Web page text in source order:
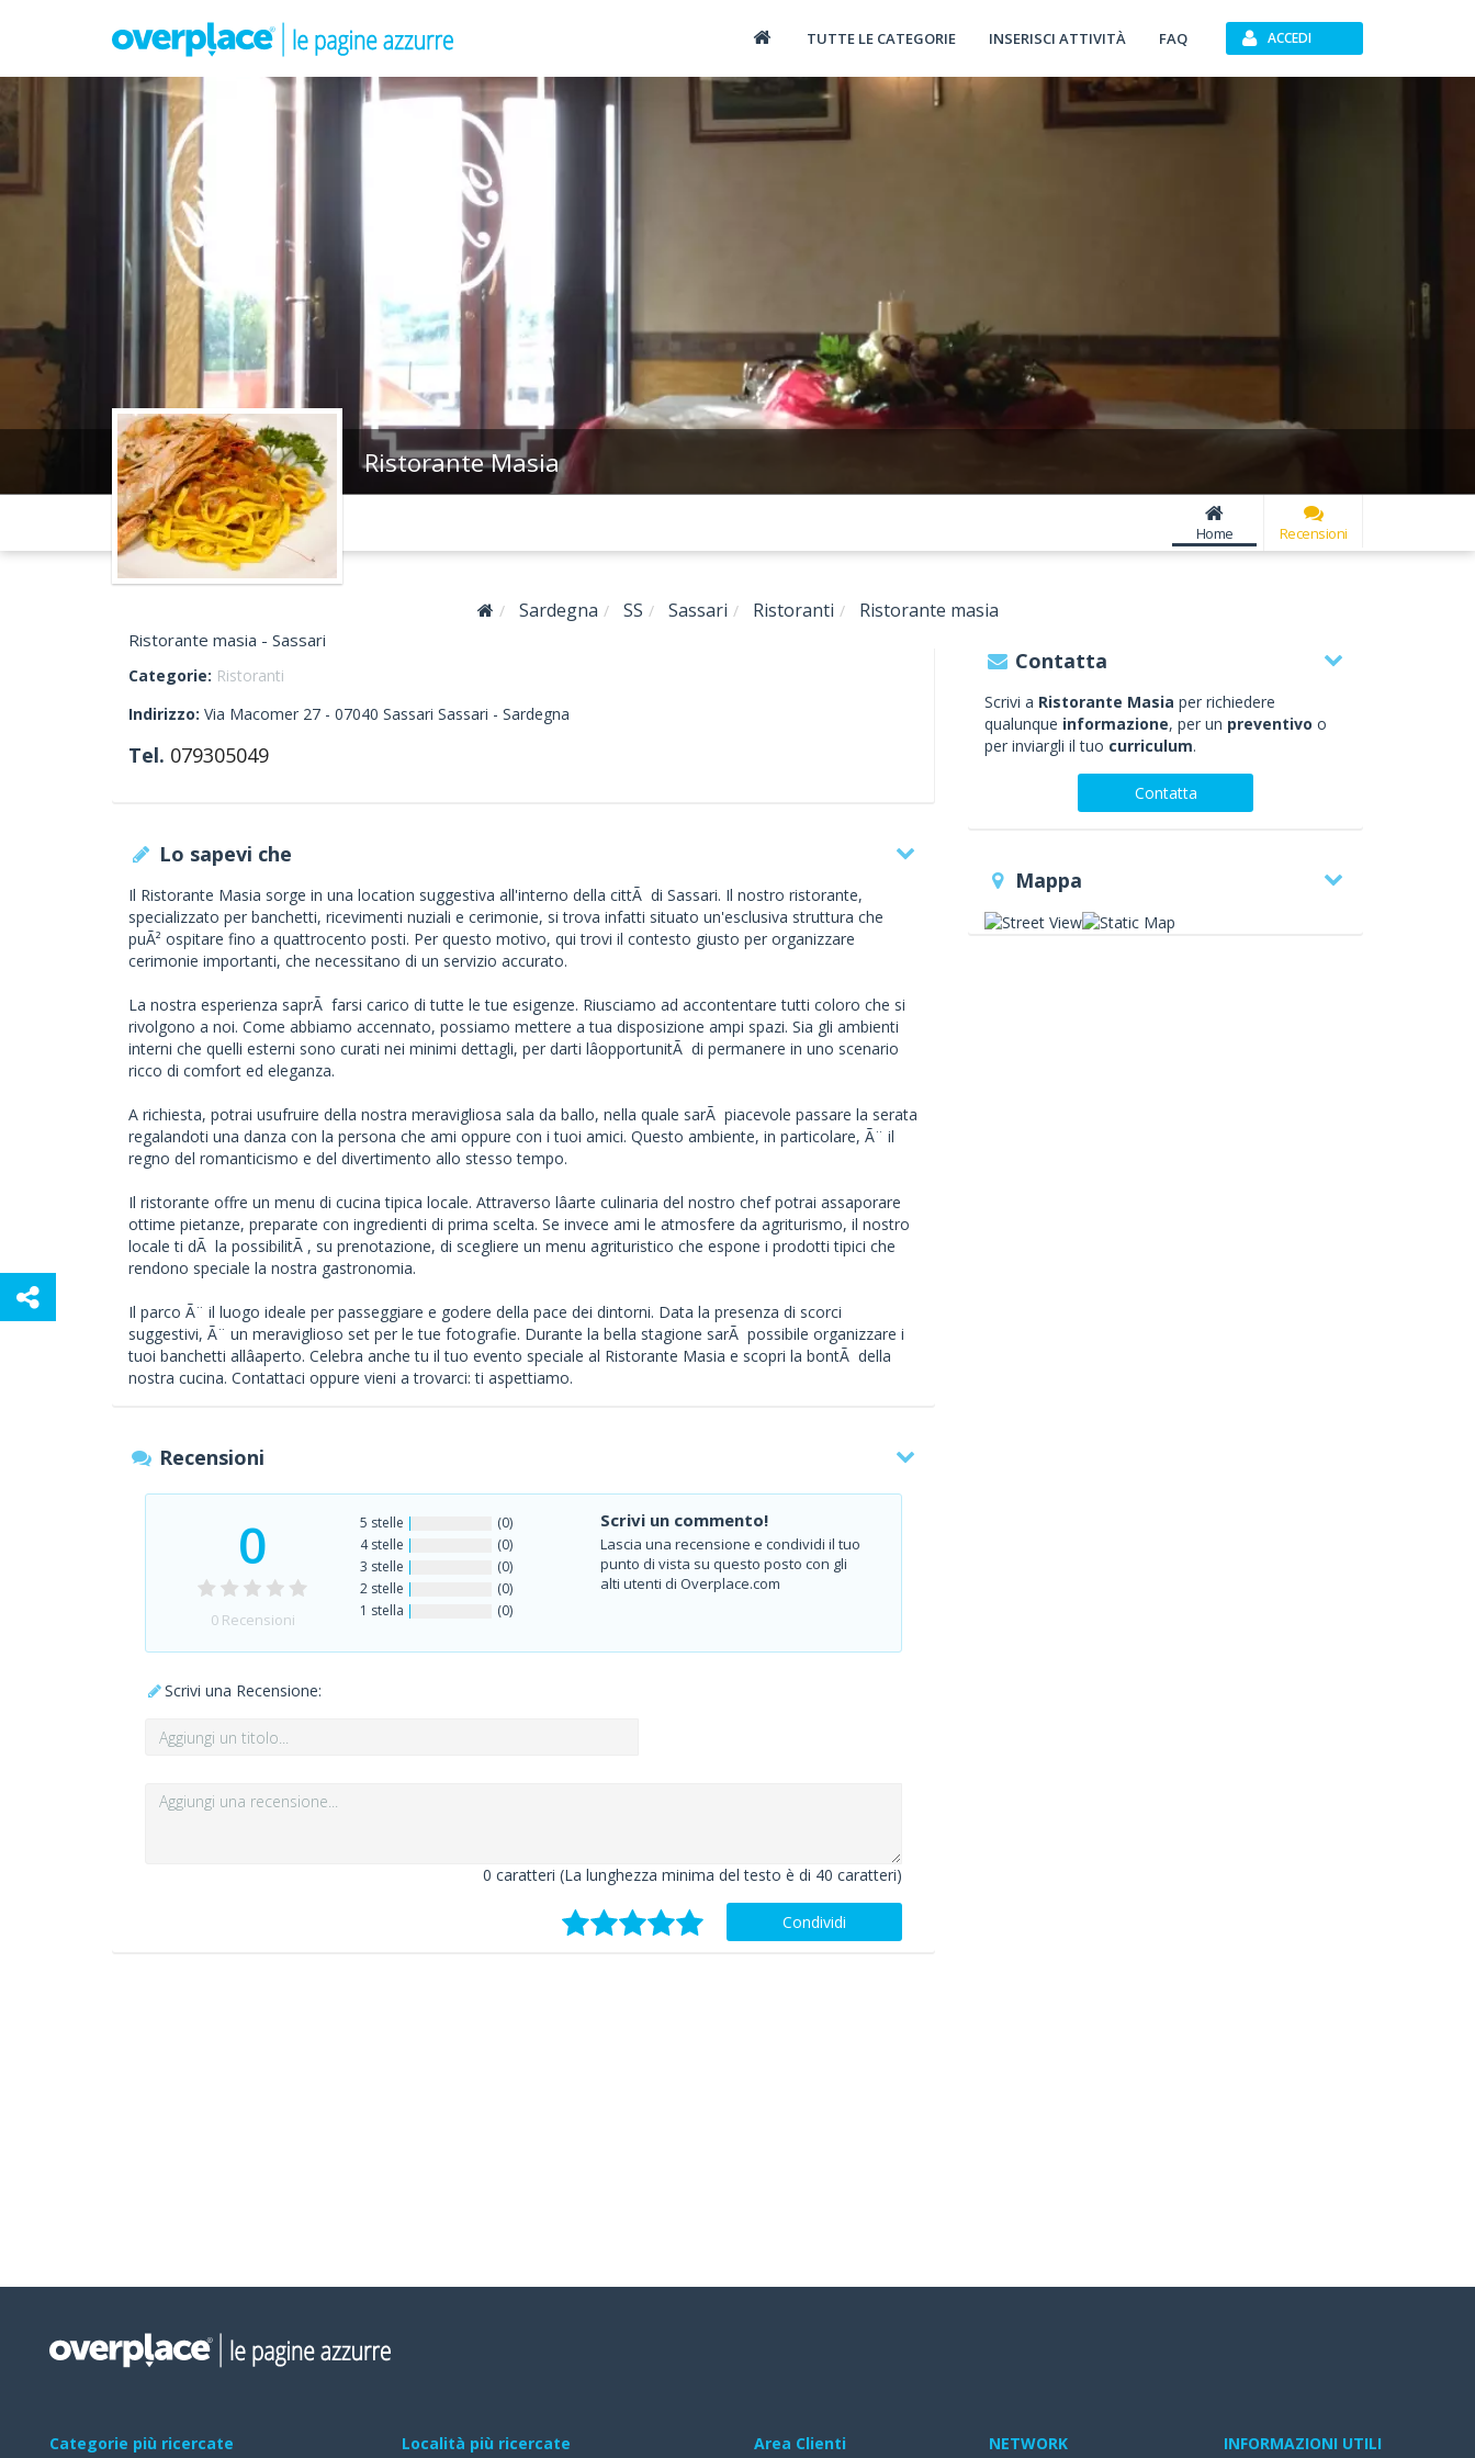
TUTTE LE CATEGORIE INSERISCI ATTIVITÀ FAQ ACCEDI
Ristorante Masia
Home Recensioni
Sardegna SS Sassari Ristoranti Ristorante masia
Ristorante masia - Sassari
Categorie: Ristoranti
Indirizzo: Via Macomer 27 - 07040 Sassari Sassari - Sardegna
Tel. 079305049
Lo sapevi che
Il Ristorante Masia sorge in una location suggestiva all'interno della cittÃ di Sassari. Il nostro ristorante,
specializzato per banchetti, ricevimenti nuziali e cerimonie, si trova infatti situato un'esclusiva struttura che
puÃ² ospitare fino a quattrocento posti. Per questo motivo, qui trovi il contesto giusto per organizzare
cerimonie importanti, che necessitano di un servizio accurato.
La nostra esperienza saprÃ farsi carico di tutte le tue esigenze. Riusciamo ad accontentare tutti coloro che si
rivolgono a noi. Come abbiamo accennato, possiamo mettere a tua disposizione ampi spazi. Sia gli ambienti
interni che quelli esterni sono curati nei minimi dettagli, per darti lâopportunitÃ di permanere in uno scenario
ricco di comfort ed eleganza.
A richiesta, potrai usufruire della nostra meravigliosa sala da ballo, nella quale sarÃ piacevole passare la serata
regalandoti una danza con la persona che ami oppure con i tuoi amici. Questo ambiente, in particolare, Ã¨ il
regno del romanticismo e del divertimento allo stesso tempo.
Il ristorante offre un menu di cucina tipica locale. Attraverso lâarte culinaria del nostro chef potrai assaporare
ottime pietanze, preparate con ingredienti di prima scelta. Se invece ami le atmosfere da agriturismo, il nostro
locale ti dÃ la possibilitÃ , su prenotazione, di scegliere un menu agrituristico che espone i prodotti tipici che
rendono speciale la nostra gastronomia.
Il parco Ã¨ il luogo ideale per passeggiare e godere della pace dei dintorni. Data la presenza di scorci
suggestivi, Ã¨ un meraviglioso set per le tue fotografie. Durante la bella stagione sarÃ possibile organizzare i
tuoi banchetti allâaperto. Celebra anche tu il tuo evento speciale al Ristorante Masia e scopri la bontÃ della
nostra cucina. Contattaci oppure vieni a trovarci: ti aspettiamo.
Recensioni
0
0Recensioni
5 stelle
(0)
4 stelle
(0)
3 stelle
(0)
2 stelle
(0)
1 stella
(0)
Scrivi un commento!
Lascia una recensione e condividi il tuo
punto di vista su questo posto con gli
alti utenti di Overplace.com
Scrivi una Recensione:
0 caratteri (La lunghezza minima del testo è di 40 caratteri)
Condividi
Contatta
Scrivi a Ristorante Masia per richiedere
qualunque informazione, per un preventivo o
per inviargli il tuo curriculum.
Contatta
Mappa
Categorie più ricercate Località più ricercate Area Clienti NETWORK INFORMAZIONI UTILI